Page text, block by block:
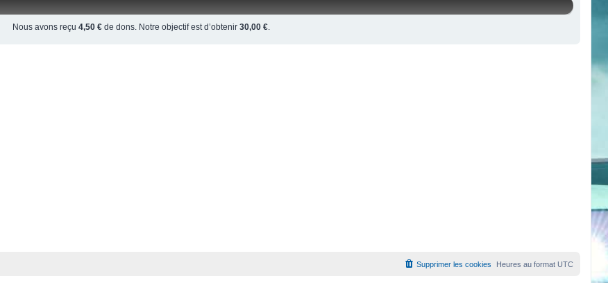
Nous avons reçu4,50 € de dons. Notre objectif est d’obtenir30,00 €.
Heures au format UTC
Supprimer les cookies